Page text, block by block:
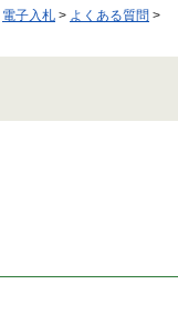
電子入札 > よくある質問 >